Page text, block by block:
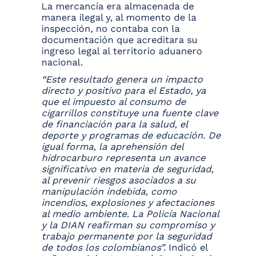
La mercancía era almacenada de
manera ilegal y, al momento de la
inspección, no contaba con la
documentación que acreditara su
ingreso legal al territorio aduanero
nacional.
“Este resultado genera un impacto
directo y positivo para el Estado, ya
que el impuesto al consumo de
cigarrillos constituye una fuente clave
de financiación para la salud, el
deporte y programas de educación. De
igual forma, la aprehensión del
hidrocarburo representa un avance
significativo en materia de seguridad,
al prevenir riesgos asociados a su
manipulación indebida, como
incendios, explosiones y afectaciones
al medio ambiente. La Policía Nacional
y la DIAN reafirman su compromiso y
trabajo permanente por la seguridad
de todos los colombianos”. Indicó el